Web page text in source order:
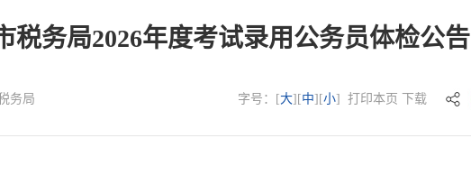
税务局2026年度考试录用公务员体检公告
务局 字号：[大][中][小] 打印本页 下载